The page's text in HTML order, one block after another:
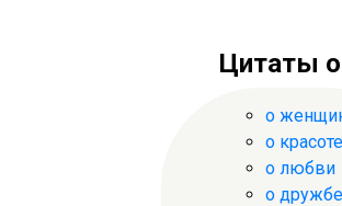
Цитаты о
о
о красоте
о любви
о дружбе